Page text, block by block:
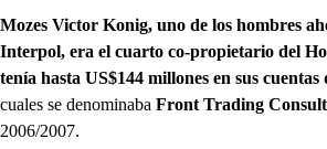
Mozes Victor Konig, uno de los hombres
Interpol, era el cuarto co-propietario del
tenía hasta US$144 millones en sus cuentas
cuales se denominaba Front Trading
2006/2007.